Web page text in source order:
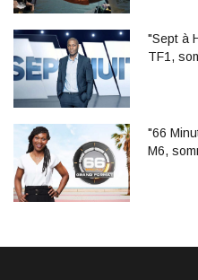
"Sept à
TF1,
"66
M6,